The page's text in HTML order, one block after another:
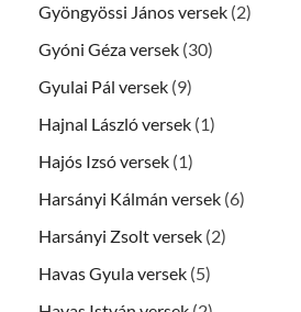
Gyöngyössi János versek (2)
Gyóni Géza versek (30)
Gyulai Pál versek (9)
Hajnal László versek (1)
Hajós Izsó versek (1)
Harsányi Kálmán versek (6)
Harsányi Zsolt versek (2)
Havas Gyula versek (5)